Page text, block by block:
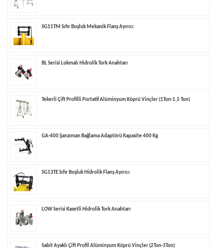
SG11TM Sıfır Boşluk Mekanik Flanş Ayırıcı
BL Serisi Lokmalı Hidrolik Tork Anahtarı
Tekerli Çift Profilli Portatif Alüminyum Köprü Vinçler (1Ton-1,5 Ton)
GA-400 Şanzıman Bağlama Adaptörü Kapasite 400 Kg
SG13TE Sıfır Boşluk Hidrolik Flanş Ayırıcı
LOW Serisi Kasetli Hidrolik Tork Anahtarı
Sabit Ayaklı Çift Profil Alüminyum Köprü Vinçler (2Ton-3Ton)